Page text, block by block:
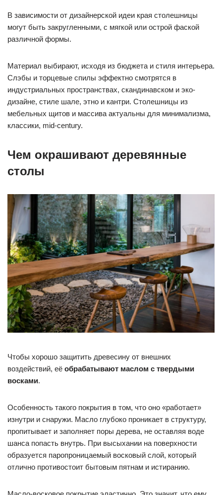
В зависимости от дизайнерской идеи края столешницы
могут быть закругленными, с мягкой или острой фаской
различной формы.
Материал выбирают, исходя из бюджета и стиля интерьера.
Слэбы и торцевые спилы эффектно смотрятся в
индустриальных пространствах, скандинавском и эко-
дизайне, стиле шале, этно и кантри. Столешницы из
мебельных щитов и массива актуальны для минимализма,
классики, mid-century.
Чем окрашивают деревянные
столы
Чтобы хорошо защитить древесину от внешних
воздействий, её обрабатывают маслом с твердыми
восками.
Особенность такого покрытия в том, что оно «работает»
изнутри и снаружи. Масло глубоко проникает в структуру,
пропитывает и заполняет поры дерева, не оставляя воде
шанса попасть внутрь. При высыхании на поверхности
образуется паропроницаемый восковый слой, который
отлично противостоит бытовым пятнам и истиранию.